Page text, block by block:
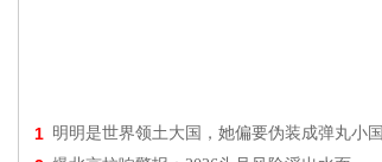
1 明明是世界领土大国，她偏要伪装成弹丸小国